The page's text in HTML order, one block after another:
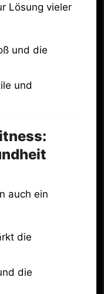
Lösung vieler
und die
und
auch ein
die
die